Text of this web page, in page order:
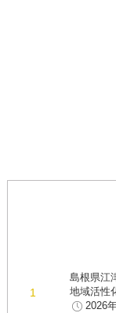
島根県江
地域活性
2026